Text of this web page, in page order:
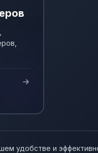
удобстве и